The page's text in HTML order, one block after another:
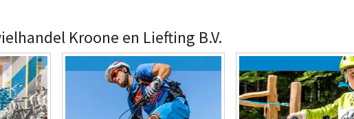
Kroone en Liefting B.V.